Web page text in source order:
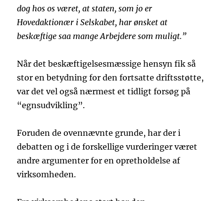
dog hos os været, at staten, som jo er
Hovedaktionær i Selskabet, har ønsket at
beskæftige saa mange Arbejdere som muligt.”
Når det beskæftigelsesmæssige hensyn fik så
stor en betydning for den fortsatte driftsstøtte,
var det vel også nærmest et tidligt forsøg på
“egnsudvikling”.
Foruden de ovennævnte grunde, har der i
debatten og i de forskellige vurderinger været
andre argumenter for en opretholdelse af
virksomheden.